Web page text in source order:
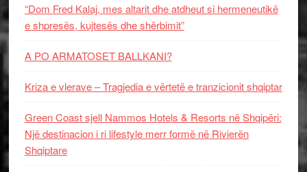
“Dom Fred Kalaj, mes altarit dhe atdheut si hermeneutikë
e shpresës, kujtesës dhe shërbimit”
A PO ARMATOSET BALLKANI?
Kriza e vlerave – Tragjedia e vërtetë e tranzicionit shqiptar
Green Coast sjell Nammos Hotels & Resorts në Shqipëri:
Një destinacion i ri lifestyle merr formë në Rivierën
Shqiptare